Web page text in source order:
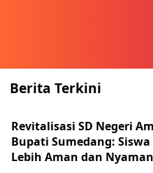
Berita Terkini
Revitalisasi SD Negeri
Bupati Sumedang:
Lebih Aman dan Nyaman